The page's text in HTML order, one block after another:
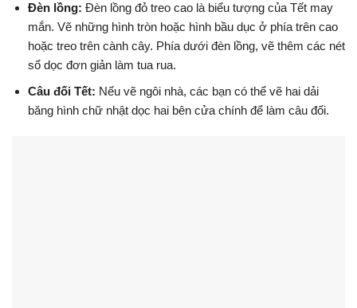
Đèn lồng: Đèn lồng đỏ treo cao là biểu tượng của Tết may
mắn. Vẽ những hình tròn hoặc hình bầu dục ở phía trên cao
hoặc treo trên cành cây. Phía dưới đèn lồng, vẽ thêm các nét
sổ dọc đơn giản làm tua rua.
Câu đối Tết: Nếu vẽ ngôi nhà, các bạn có thể vẽ hai dải
băng hình chữ nhật dọc hai bên cửa chính để làm câu đối.